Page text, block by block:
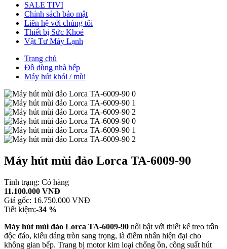
SALE TIVI
Chính sách bảo mật
Liên hệ với chúng tôi
Thiết bị Sức Khoẻ
Vật Tư Máy Lạnh
Trang chủ
Đồ dùng nhà bếp
Máy hút khói / mùi
Máy hút mùi đảo Lorca TA-6009-90
Tình trạng: Có hàng
11.100.000 VNĐ
Giá gốc: 16.750.000 VNĐ
Tiết kiệm:-34 %
Máy hút mùi đảo Lorca TA-6009-90 nổi bật với thiết kế treo trần
độc đáo, kiểu dáng tròn sang trọng, là điểm nhấn hiện đại cho
không gian bếp. Trang bị motor kim loại chống ồn, công suất hút